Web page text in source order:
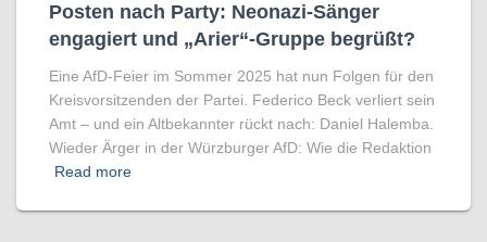
Posten nach Party: Neonazi-Sänger
engagiert und „Arier“-Gruppe begrüßt?
Eine AfD-Feier im Sommer 2025 hat nun Folgen für den
Kreisvorsitzenden der Partei. Federico Beck verliert sein
Amt – und ein Altbekannter rückt nach: Daniel Halemba.
Wieder Ärger in der Würzburger AfD: Wie die Redaktion
Read more